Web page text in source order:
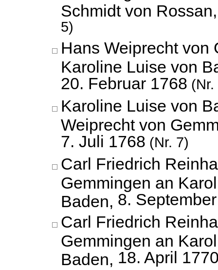
Schmidt von
5)
Hans Weiprecht von
Karoline Luise von
20. Februar 1768 (Nr.
Karoline Luise von
Weiprecht von
7. Juli 1768 (Nr. 7)
Carl Friedrich
Gemmingen an
Baden, 8.
Carl Friedrich
Gemmingen an
Baden, 18. April